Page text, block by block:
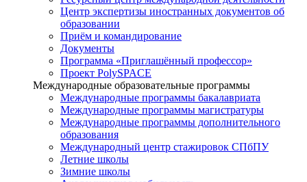
Центр экспертизы иностранных документов об
образовании
Приём и командирование
Документы
Программа «Приглашённый профессор»
Проект PolySPACE
Международные образовательные программы
Международные программы бакалавриата
Международные программы магистратуры
Международные программы дополнительного
образования
Международный центр стажировок СПбПУ
Летние школы
Зимние школы